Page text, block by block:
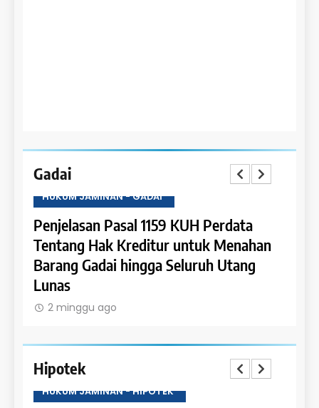
Gadai
HUKUM JAMINAN - GADAI
Penjelasan Pasal 1159 KUH Perdata
Tentang Hak Kreditur untuk Menahan
Barang Gadai hingga Seluruh Utang
Lunas
2 minggu ago
Hipotek
HUKUM JAMINAN - HIPOTEK